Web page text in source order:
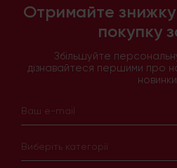
Отримайте
покупку
Збільшуйте
дізнавайтеся першими про
новинки
Виберіть категорії